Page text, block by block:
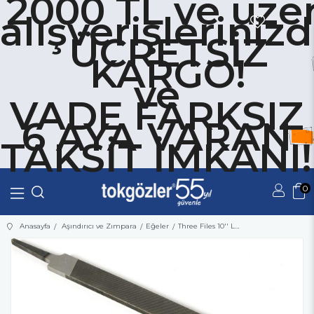
2000 TL ve
ÜCRETSİZ
KARGO!
ve
VADE FARKSIZ
6 AYA VARAN
TAKSİT İMKANI!
0
Üye Girişi Üye Ol
Anasayfa Aşındırıcı ve Zımpara Eğeler Three Files 10'' Lama Eğe Kalın Diş